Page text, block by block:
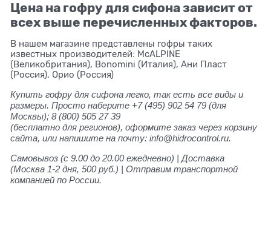
Цена на гофру для сифона зависит от
всех выше перечисленных факторов.
В нашем магазине представлены гофры таких
известных производителей: McALPINE
(Великобритания), Bonomini (Италия), Ани Пласт
(Россия), Орио (Россия)
Купить гофру для сифона легко, так есть все виды и
размеры. Просто наберите +7 (495) 902 54 79 (для
Москвы); 8 (800) 505 27 39
(бесплатно для регионов), оформите заказ через корзину
сайта, или напишите на почту: info@hidrocontrol.ru.
Самовывоз (с 9.00 до 20.00 ежедневно) | Доставка
(Москва 1-2 дня, 500 руб.) | Отправим транспортной
компанией по России.